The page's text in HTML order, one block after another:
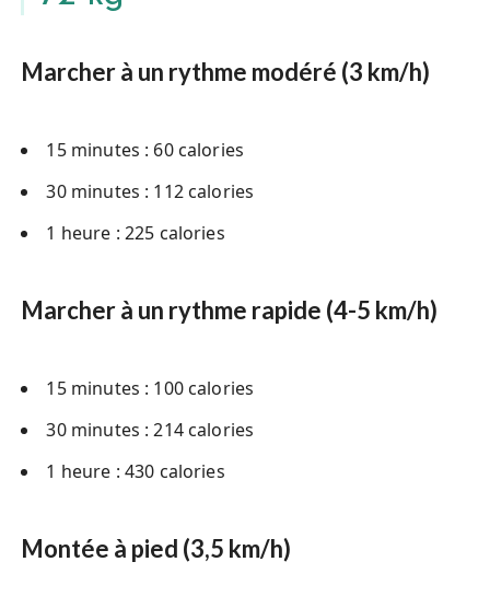
Marcher à un rythme modéré (3 km/h)
15 minutes : 60 calories
30 minutes : 112 calories
1 heure : 225 calories
Marcher à un rythme rapide (4-5 km/h)
15 minutes : 100 calories
30 minutes : 214 calories
1 heure : 430 calories
Montée à pied (3,5 km/h)